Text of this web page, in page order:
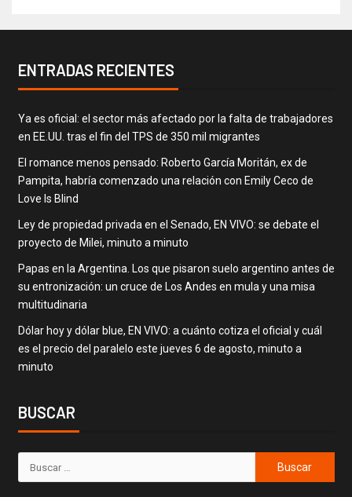
ENTRADAS RECIENTES
Ya es oficial: el sector más afectado por la falta de trabajadores
en EE.UU. tras el fin del TPS de 350 mil migrantes
El romance menos pensado: Roberto García Moritán, ex de
Pampita, habría comenzado una relación con Emily Ceco de
Love Is Blind
Ley de propiedad privada en el Senado, EN VIVO: se debate el
proyecto de Milei, minuto a minuto
Papas en la Argentina. Los que pisaron suelo argentino antes de
su entronización: un cruce de Los Andes en mula y una misa
multitudinaria
Dólar hoy y dólar blue, EN VIVO: a cuánto cotiza el oficial y cuál
es el precio del paralelo este jueves 6 de agosto, minuto a
minuto
BUSCAR